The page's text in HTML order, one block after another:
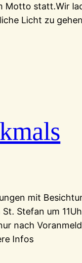
statt.Wir
Licht zu
mit
Stefan um
nach
Infos